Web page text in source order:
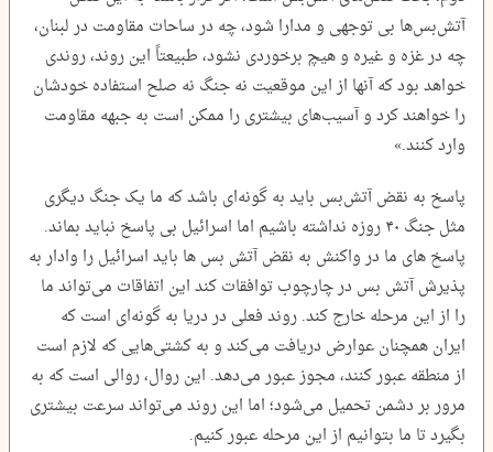
آتش‌بس‌ها بی توجهی و مدارا شود، چه در ساحات مقاومت در لبنان،
چه در غزه و غیره و هیچ برخوردی نشود، طبیعتاً این روند، روندی
خواهد بود که آنها از این موقعیت نه جنگ نه صلح استفاده خودشان
را خواهند کرد و آسیب‌های بیشتری را ممکن است به جبهه مقاومت
وارد کنند.»
پاسخ به نقض آتش‌بس باید به گونه‌ای باشد که ما یک جنگ دیگری
مثل جنگ ۴۰ روزه نداشته باشیم اما اسرائیل بی پاسخ نباید بماند.
پاسخ های ما در واکنش به نقض آتش بس ها باید اسرائیل را وادار به
پذیرش آتش بس در چارچوب توافقات کند این اتفاقات می‌تواند ما
را از این مرحله خارج کند. روند فعلی در دریا به گونه‌ای است که
ایران همچنان عوارض دریافت می‌کند و به کشتی‌هایی که لازم است
از منطقه عبور کنند، مجوز عبور می‌دهد. این روال، روالی است که به
مرور بر دشمن تحمیل می‌شود؛ اما این روند می‌تواند سرعت بیشتری
بگیرد تا ما بتوانیم از این مرحله عبور کنیم.